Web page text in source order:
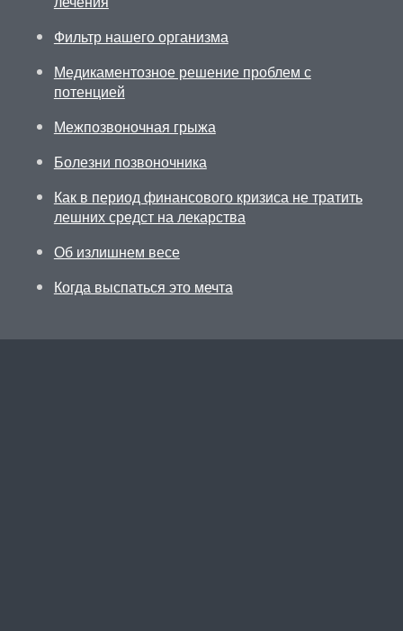
Фильтр нашего организма
Медикаментозное решение проблем с
потенцией
Межпозвоночная грыжа
Болезни позвоночника
Как в период финансового кризиса не тратить
лешних средст на лекарства
Об излишнем весе
Когда выспаться это мечта